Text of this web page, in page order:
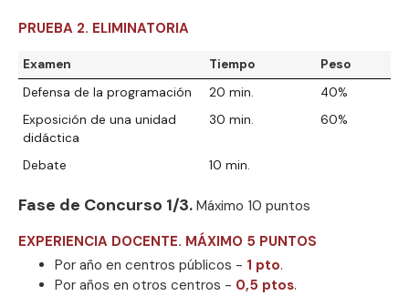
PRUEBA 2. ELIMINATORIA
Examen Tiempo
Peso
Defensa de la programación
20 min.
40%
Exposición de una unidad
didáctica
30 min. 60%
Debate 10 min.
Fase de Concurso 1/3. Máximo 10 puntos
EXPERIENCIA DOCENTE. MÁXIMO 5 PUNTOS
Por año en centros públicos - 1 pto.
Por años en otros centros - 0,5 ptos.